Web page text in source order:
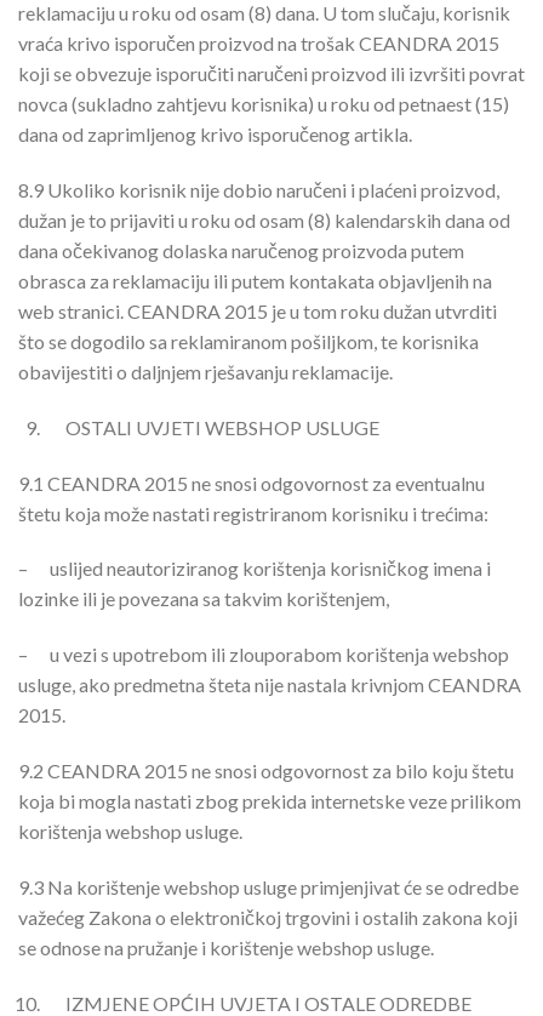
reklamaciju u roku od osam (8) dana. U tom slučaju, korisnik
vraća krivo isporučen proizvod na trošak CEANDRA 2015
koji se obvezuje isporučiti naručeni proizvod ili izvršiti povrat
novca (sukladno zahtjevu korisnika) u roku od petnaest (15)
dana od zaprimljenog krivo isporučenog artikla.
8.9 Ukoliko korisnik nije dobio naručeni i plaćeni proizvod,
dužan je to prijaviti u roku od osam (8) kalendarskih dana od
dana očekivanog dolaska naručenog proizvoda putem
obrasca za reklamaciju ili putem kontakata objavljenih na
web stranici. CEANDRA 2015 je u tom roku dužan utvrditi
što se dogodilo sa reklamiranom pošiljkom, te korisnika
obavijestiti o daljnjem rješavanju reklamacije.
OSTALI UVJETI WEBSHOP USLUGE
9.1 CEANDRA 2015 ne snosi odgovornost za eventualnu
štetu koja može nastati registriranom korisniku i trećima:
– uslijed neautoriziranog korištenja korisničkog imena i
lozinke ili je povezana sa takvim korištenjem,
– u vezi s upotrebom ili zlouporabom korištenja webshop
usluge, ako predmetna šteta nije nastala krivnjom CEANDRA
2015.
9.2 CEANDRA 2015 ne snosi odgovornost za bilo koju štetu
koja bi mogla nastati zbog prekida internetske veze prilikom
korištenja webshop usluge.
9.3 Na korištenje webshop usluge primjenjivat će se odredbe
važećeg Zakona o elektroničkoj trgovini i ostalih zakona koji
se odnose na pružanje i korištenje webshop usluge.
IZMJENE OPĆIH UVJETA I OSTALE ODREDBE